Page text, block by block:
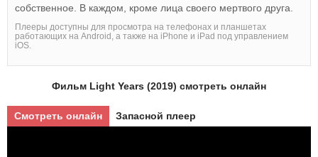
собственное. В каждом, кроме лица своего мертвого друга.
Плееры доступны для просмотра на телефонах и планшетах
работающих на Android, а также на iPhone и iPad под управлением
iOS.
Фильм Light Years (2019) смотреть онлайн
Смотреть онлайн Запасной плеер